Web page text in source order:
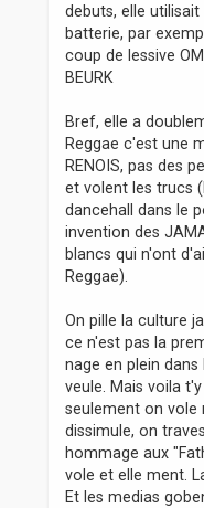
debuts, elle
batterie, par
coup de lessive
BEURK
Bref, elle a
Reggae c'est une
RENOIS, pas des
et volent les trucs
dancehall dans le
invention des
blancs qui n'ont
Reggae).
On pille la culture
ce n'est pas la
nage en plein
veule. Mais voila
seulement on vole
dissimule, on
hommage aux
vole et elle ment.
Et les medias